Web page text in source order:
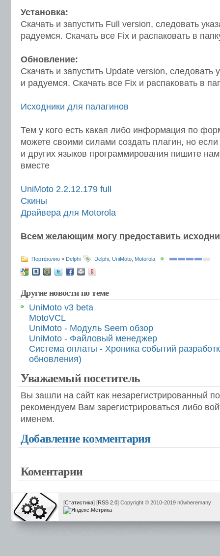
Установка:
Скачать и запустить Full version, следовать
радуемся. Скачать все Fix и распаковать в
Обновление:
Скачать и запустить Update version, следовать
и радуемся. Скачать все Fix и распаковать в
Исходники для палагинов
Тем у кого есть какая либо информация по
можете своими силами создать плагин, но
и других языков программирования пишите
вместе
UniMoto 2.2.12.179 full
Скины
Драйвера для Motorola
Всем желающим могу предоставить
Портфолио » Delphi Delphi UniMoto Motorola
Другие новости по теме
UniMoto v3 beta
MotoVCL
UniMoto - Модуль Seem обзор
UniMoto - Файловый менеджер
Система оплаты - Хроника событий
обновления)
Уважаемый посетитель
Вы зашли на сайт как незарегистрированный
рекомендуем Вам зарегистрироваться либо
именем.
Добавление комментария
Коментарии
[Статистика] [RSS 2.0] Copyright © 2010-2019 n0wheremany